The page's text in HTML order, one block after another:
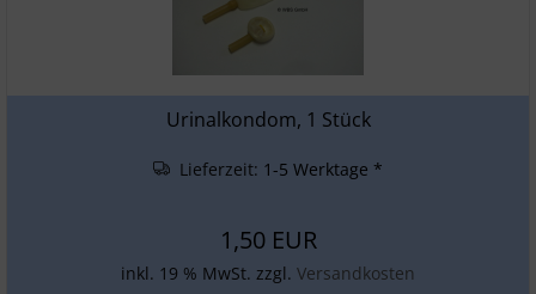
Urinalkondom, 1 Stück
Lieferzeit: 1-5 Werktage *
1,50 EUR
inkl. 19 % MwSt. zzgl. Versandkosten